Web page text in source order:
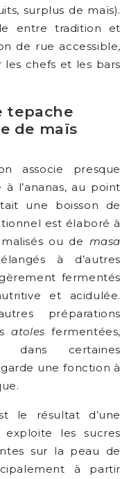
surplus de maïs).
entre tradition et
de rue accessible,
chefs et les bars
tepache
de maïs
associe presque
l’ananas, au point
une boisson de
est élaboré à
ou de masa
à d’autres
fermentés
et acidulée.
préparations
atoles fermentées,
dans certaines
une fonction à
le résultat d’une
les sucres
sur la peau de
à partir